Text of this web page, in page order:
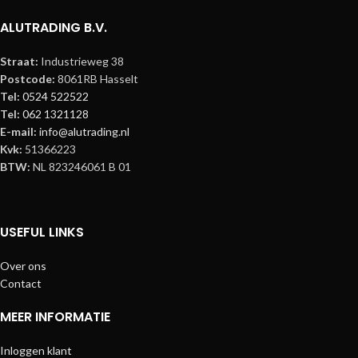
ALUTRADING B.V.
Straat: Industrieweg 38
Postcode: 8061RB Hasselt
Tel: 0524 522522
Tel: 062 1321128
E-mail: info@alutrading.nl
Kvk: 51366223
BTW: NL 823246061 B 01
USEFUL LINKS
Over ons
Contact
MEER INFORMATIE
Inloggen klant